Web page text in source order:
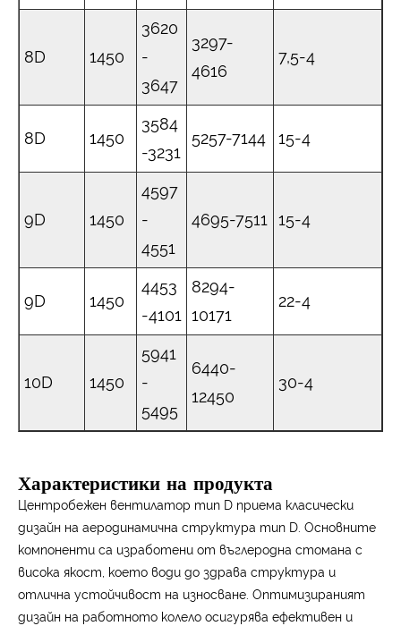
8D 1450
3620
-
3647
3297-
4616
7,5-4
8D 1450
3584
-3231
5257-7144 15-4
9D 1450
4597
-
4551
4695-7511 15-4
9D 1450
4453
-4101
8294-
10171
22-4
10D 1450
5941
-
5495
6440-
12450
30-4
Характеристики на продукта
Центробежен вентилатор тип D приема класически
дизайн на аеродинамична структура тип D. Основните
компоненти са изработени от въглеродна стомана с
висока якост, което води до здрава структура и
отлична устойчивост на износване. Оптимизираният
дизайн на работното колело осигурява ефективен и